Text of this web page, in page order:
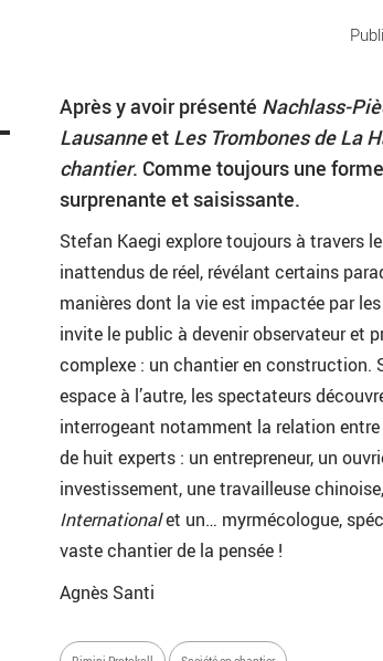
Après y avoir présenté Nachlass-
Lausanneet Les Trombones de La
chantier. Comme toujours une
surprenante et saisissante.
Stefan Kaegi explore toujours à travers
inattendus de réel, révélant certains
manières dont la vie est impactée par
invite le public à devenir observateur et
complexe : un chantier en construction.
espace à l’autre, les spectateurs
interrogeant notamment la relation
de huit experts : un entrepreneur, un
investissement, une travailleuse
Internationalet un… myrmécologue,
vaste chantier de la pensée !
Agnès Santi